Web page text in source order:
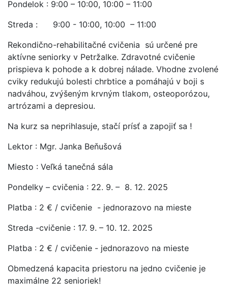
Pondelok : 9:00 – 10:00, 10:00 – 11:00
Streda : 9:00 - 10:00, 10:00 – 11:00
Rekondično-rehabilitačné cvičenia sú určené pre
aktívne seniorky v Petržalke. Zdravotné cvičenie
prispieva k pohode a k dobrej nálade. Vhodne zvolené
cviky redukujú bolesti chrbtice a pomáhajú v boji s
nadváhou, zvýšeným krvným tlakom, osteoporózou,
artrózami a depresiou.
Na kurz sa neprihlasuje, stačí prísť a zapojiť sa !
Lektor : Mgr. Janka Beňušová
Miesto : Veľká tanečná sála
Pondelky – cvičenia : 22. 9. – 8. 12. 2025
Platba : 2 € / cvičenie - jednorazovo na mieste
Streda -cvičenie : 17. 9. – 10. 12. 2025
Platba : 2 € / cvičenie - jednorazovo na mieste
Obmedzená kapacita priestoru na jedno cvičenie je
maximálne 22 senioriek!